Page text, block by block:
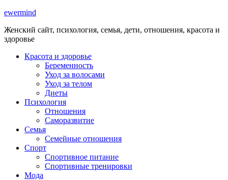
ewermind
Женский сайт, психология, семья, дети, отношения, красота и
здоровье
Красота и здоровье
Беременность
Уход за волосами
Уход за телом
Диеты
Психология
Отношения
Саморазвитие
Семья
Семейные отношения
Спорт
Спортивное питание
Спортивные тренировки
Мода